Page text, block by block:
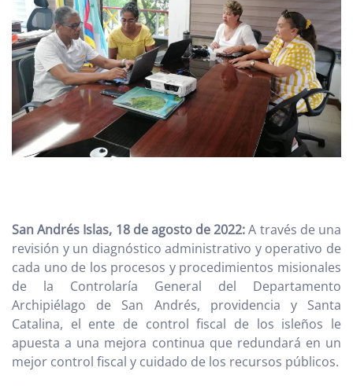
San Andrés Islas, 18 de agosto de 2022:A través de una
revisión y un diagnóstico administrativo y operativo de
cada uno de los procesos y procedimientos misionales
de la Controlaría General del Departamento
Archipiélago de San Andrés, providencia y Santa
Catalina, el ente de control fiscal de los isleños le
apuesta a una mejora continua que redundará en un
mejor control fiscal y cuidado de los recursos públicos.